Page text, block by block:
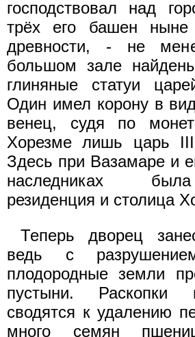
господствовал над
трёх его башен
древности, - не
большом зале
глиняные статуи
Один имел корону в
венец, судя по
Хорезме лишь царь
Здесь при Вазамаре и
наследниках
резиденция и столица
Теперь дворец
ведь с
плодородные земли
пустыни. Раскопки
сводятся к удалению
много семян